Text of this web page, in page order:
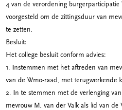
4 van de verordening
voorgesteld om de zittingsduur van
te zetten.
Besluit:
Het college besluit conform advies:
1. Instemmen met het aftreden van
van de Wmo-raad, met terugwerkende
2. In te stemmen met de verlenging
mevrouw M. van der Valk als lid van de